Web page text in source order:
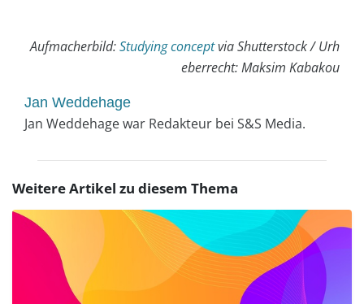
Aufmacherbild:Studying conceptvia Shutterstock / Urh
eberrecht: Maksim Kabakou
Jan Weddehage
Jan Weddehage war Redakteur bei S&S Media.
Weitere Artikel zu diesem Thema